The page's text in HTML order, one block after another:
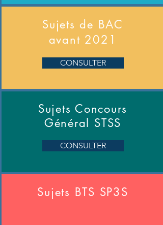
Sujets de BAC
​avant 2021
CONSULTER
Sujets Concours
Général STSS
CONSULTER
Sujets BTS SP3S